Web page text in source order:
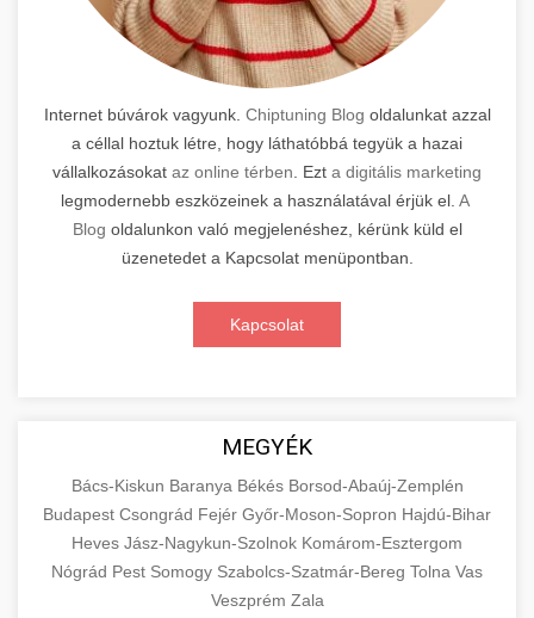
Internet búvárok vagyunk. Chiptuning Blog oldalunkat azzal
a céllal hoztuk létre, hogy láthatóbbá tegyük a hazai
vállalkozásokat az online térben . Ezt a digitális marketing
legmodernebb eszközeinek a használatával érjük el. A
Blog oldalunkon való megjelenéshez, kérünk küld el
üzenetedet a Kapcsolat menüpontban.
Kapcsolat
MEGYÉK
Bács-Kiskun Baranya Békés Borsod-Abaúj-Zemplén
Budapest Csongrád Fejér Győr-Moson-Sopron Hajdú-Bihar
Heves Jász-Nagykun-Szolnok Komárom-Esztergom
Nógrád Pest Somogy Szabolcs-Szatmár-Bereg Tolna Vas
Veszprém Zala